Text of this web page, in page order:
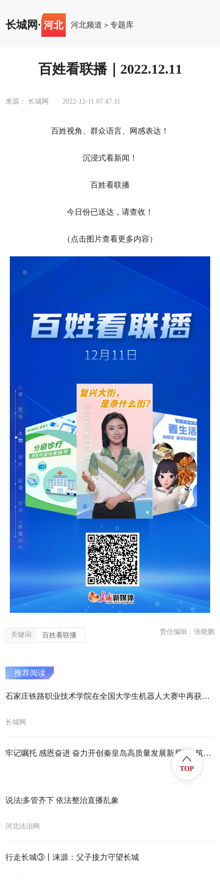
长城网 · 河北 河北频道 >专题库
百姓看联播｜2022.12.11
来源： 长城网 2022-12-11 07:47:11
百姓视角、群众语言、网感表达！
沉浸式看新闻！
百姓看联播
今日份已送达，请查收！
（点击图片查看更多内容）
关键词 百姓看联播 责任编辑：张晓鹏
推荐阅读
石家庄铁路职业技术学院在全国大学生机器人大赛中再获佳绩
长城网
牢记嘱托 感恩奋进 奋力开创秦皇岛高质量发展新局面 | 筑得暖巢引凤来
说法|多管齐下 依法整治直播乱象
河北法治网
行走长城③丨涞源：父子接力守望长城
TOP